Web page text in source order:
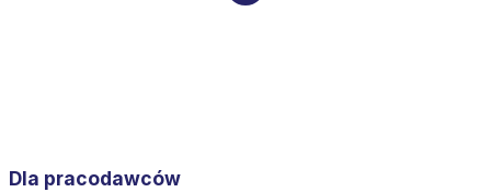
Dla pracodawców